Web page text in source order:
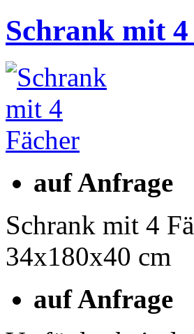
Schrank mit
auf Anfrage
Schrank mit 4
34x180x40 cm
auf Anfrage